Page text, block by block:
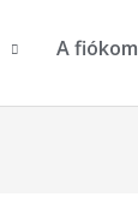
A fiókom